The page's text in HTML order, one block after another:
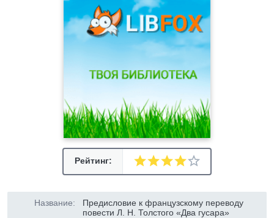
Рейтинг:
Название:
Предисловие к французскому переводу
повести Л. Н. Толстого «Два гусара»